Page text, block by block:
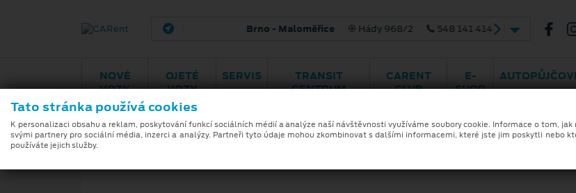
Brno - Maloměřice Hády 968/2 548 141 414
NOVÉ
VOZY
OJETÉ
VOZY
SERVIS
Záruky
Ford Service
Plan
5+
karosářských oprav
TRANSIT
CENTRUM
CARENT
CLUB
E-
SHOP
Tato stránka používá cookies
K personalizaci obsahu a reklam, poskytování funkcí sociálních médií a analýze naší návštěvnosti využíváme soubory cookie. Informace o tom,
svými partnery pro sociální média, inzerci a analýzy. Partneři tyto údaje mohou zkombinovat s dalšími informacemi, které jste jim poskytli nebo
používáte jejich služby.